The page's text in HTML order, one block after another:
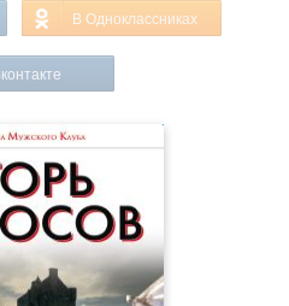
В Одноклассниках